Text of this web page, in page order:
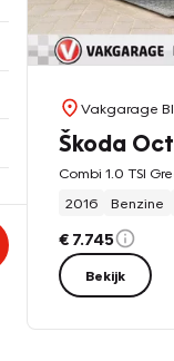
Vakgarage
Škoda
Combi 1.0 TSI
2016
Benzine
€ 7.745
Bekijk